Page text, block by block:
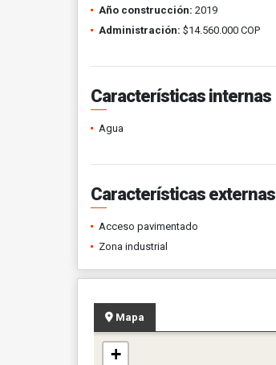
Año construcción: 2019
Administración: $14.560.000 COP
Características internas
Agua
Características externas
Acceso pavimentado
Zona industrial
Mapa
+